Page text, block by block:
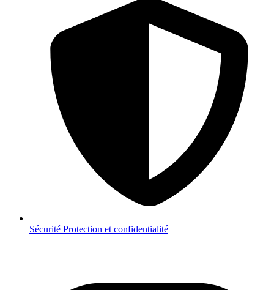
Sécurité Protection et confidentialité